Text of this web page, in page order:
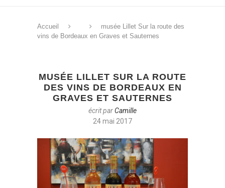
Accueil
musée Lillet Sur la route des
vins de Bordeaux en Graves et Sauternes
MUSÉE LILLET SUR LA ROUTE
DES VINS DE BORDEAUX EN
GRAVES ET SAUTERNES
écrit parCamille
24 mai 2017